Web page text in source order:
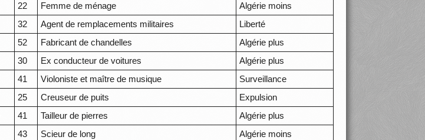
22 Femme de ménage
Algérie moins
32 Agent de remplacements militaires
Liberté
52 Fabricant de chandelles
Algérie plus
30 Ex conducteur de voitures
Algérie plus
41 Violoniste et maître de musique
Surveillance
25 Creuseur de puits
Expulsion
41 Tailleur de pierres
Algérie plus
43 Scieur de long
Algérie moins